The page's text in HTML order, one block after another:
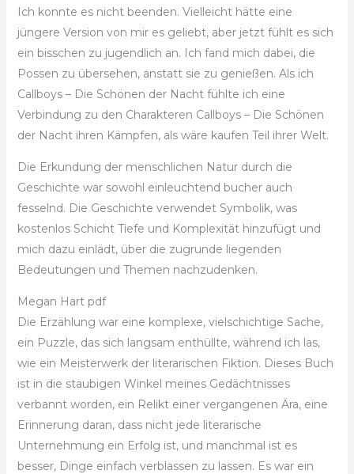
Ich konnte es nicht beenden. Vielleicht hätte eine
jüngere Version von mir es geliebt, aber jetzt fühlt es sich
ein bisschen zu jugendlich an. Ich fand mich dabei, die
Possen zu übersehen, anstatt sie zu genießen. Als ich
Callboys – Die Schönen der Nacht fühlte ich eine
Verbindung zu den Charakteren Callboys – Die Schönen
der Nacht ihren Kämpfen, als wäre kaufen Teil ihrer Welt.
Die Erkundung der menschlichen Natur durch die
Geschichte war sowohl einleuchtend bucher auch
fesselnd. Die Geschichte verwendet Symbolik, was
kostenlos Schicht Tiefe und Komplexität hinzufügt und
mich dazu einlädt, über die zugrunde liegenden
Bedeutungen und Themen nachzudenken.
Megan Hart pdf
Die Erzählung war eine komplexe, vielschichtige Sache,
ein Puzzle, das sich langsam enthüllte, während ich las,
wie ein Meisterwerk der literarischen Fiktion. Dieses Buch
ist in die staubigen Winkel meines Gedächtnisses
verbannt worden, ein Relikt einer vergangenen Ära, eine
Erinnerung daran, dass nicht jede literarische
Unternehmung ein Erfolg ist, und manchmal ist es
besser, Dinge einfach verblassen zu lassen. Es war ein